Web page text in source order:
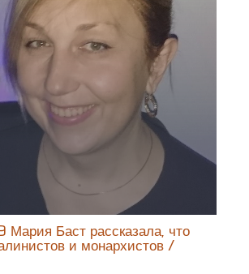
Баст рассказала, что
и монархистов /